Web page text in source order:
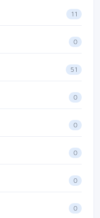
11
0
51
0
0
0
0
0